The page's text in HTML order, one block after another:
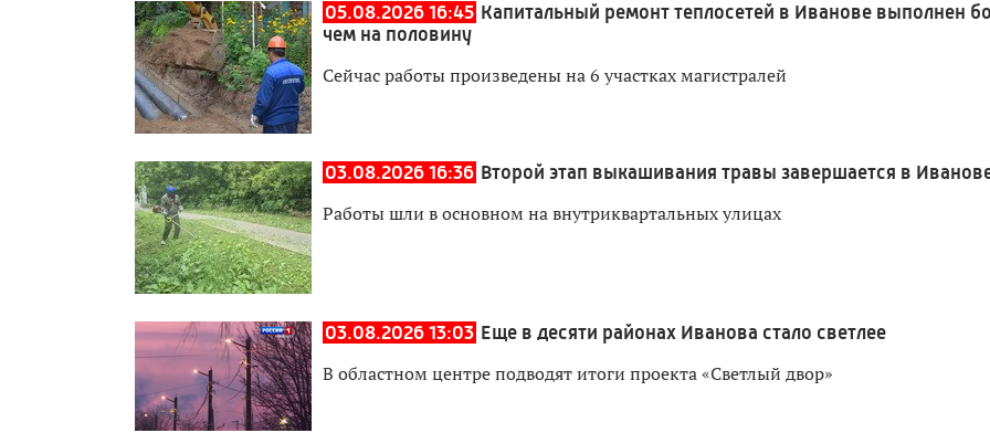
05.08.2026 16:45 Капитальный ремонт теплосетей в Иванове выполнен
чем на половину
Сейчас работы произведены на 6 участках магистралей
03.08.2026 16:36 Второй этап выкашивания травы завершается в
Работы шли в основном на внутриквартальных улицах
03.08.2026 13:03 Еще в десяти районах Иванова стало светлее
В областном центре подводят итоги проекта «Светлый двор»